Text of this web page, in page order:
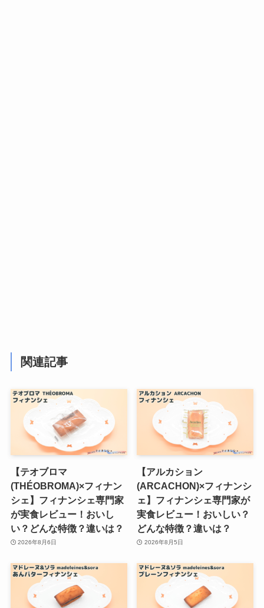
関連記事
【テオブロマ
(THÉOBROMA)×フィナン
シェ】フィナンシェ専門家
が実食レビュー！おいし
い？どんな特徴？違いは？
2026年8月6日
【アルカション
(ARCACHON)×フィナンシ
ェ】フィナンシェ専門家が
実食レビュー！おいしい？
どんな特徴？違いは？
2026年8月5日